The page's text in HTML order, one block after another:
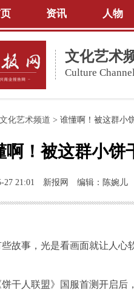
资讯 人物
文化艺术
Culture
文化艺术频道 > 谁懂啊！被这群小
啊！被这群小饼
27 21:01 新报网 编辑：陈婉儿
故事，光是看画面就让人心
饼干人联盟》国服首测开启